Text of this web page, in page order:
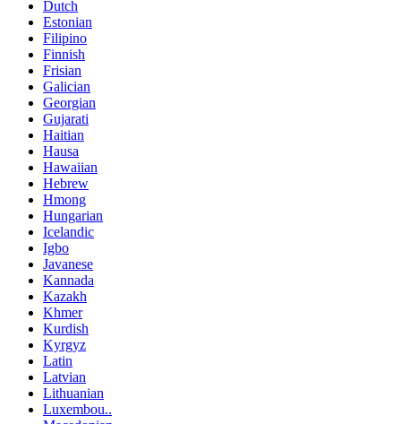
Dutch
Estonian
Filipino
Finnish
Frisian
Galician
Georgian
Gujarati
Haitian
Hausa
Hawaiian
Hebrew
Hmong
Hungarian
Icelandic
Igbo
Javanese
Kannada
Kazakh
Khmer
Kurdish
Kyrgyz
Latin
Latvian
Lithuanian
Luxembou..